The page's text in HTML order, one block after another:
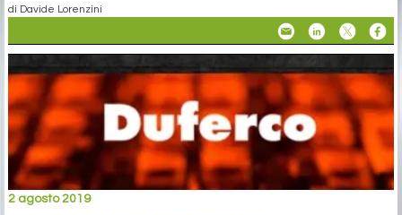
di Davide Lorenzini
2 agosto 2019